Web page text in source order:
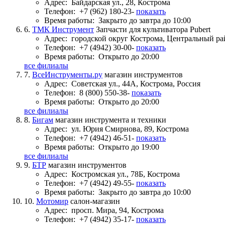
Адрес:
Байдарская ул., 28, Кострома
Телефон: +7 (962) 180-23- показать
Время работы: Закрыто до завтра до 10:00
6. ТМК Инструмент Запчасти для культиватора Pubert
Адрес: городской округ Кострома, Центральный
Телефон: +7 (4942) 30-00- показать
Время работы: Открыто до 20:00
все филиалы
7. ВсеИнструменты.ру магазин инструментов
Адрес: Советская ул., 44А, Кострома, Россия
Телефон: 8 (800) 550-38- показать
Время работы: Открыто до 20:00
все филиалы
8. Бигам магазин инструмента и техники
Адрес: ул. Юрия Смирнова, 89, Кострома
Телефон: +7 (4942) 46-51- показать
Время работы: Открыто до 19:00
все филиалы
9. БТР магазин инструментов
Адрес: Костромская ул., 78Б, Кострома
Телефон: +7 (4942) 49-55- показать
Время работы: Закрыто до завтра до 10:00
10. Мотомир салон-магазин
Адрес: просп. Мира, 94, Кострома
Телефон: +7 (4942) 35-17- показать